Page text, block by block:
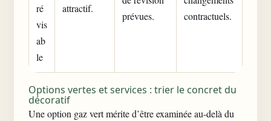
ré
vis
ab
le
attractif.
prévues.
contractuels.
Options vertes et services : trier le concret du
décoratif
Une option gaz vert mérite d’être examinée au-delà du